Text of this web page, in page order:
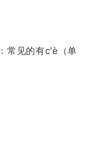
：常见的有c'è（单